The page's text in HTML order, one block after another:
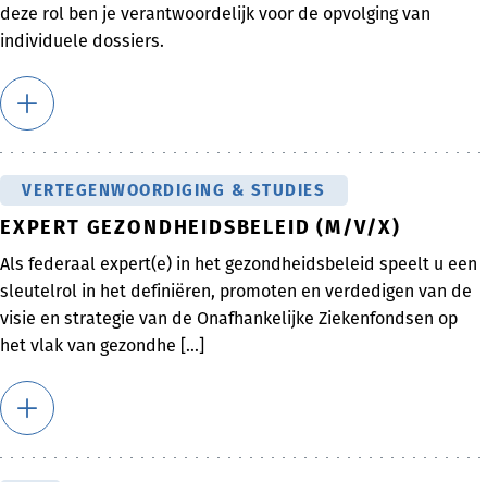
deze rol ben je verantwoordelijk voor de opvolging van
individuele dossiers.
VERTEGENWOORDIGING & STUDIES
EXPERT GEZONDHEIDSBELEID (M/V/X)
Als federaal expert(e) in het gezondheidsbeleid speelt u een
sleutelrol in het definiëren, promoten en verdedigen van de
visie en strategie van de Onafhankelijke Ziekenfondsen op
het vlak van gezondhe [...]